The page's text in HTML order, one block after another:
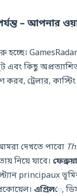
– আপনার
হচ্ছে।
কিছু অপ্রত্যাশিত
ট্রেলার,
দেখতে পাবো
নিয়ে যাবে।
principaux
এপ্রিলে,